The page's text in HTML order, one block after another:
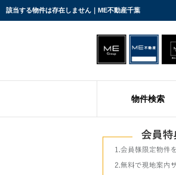
該当する物件は存在しません｜ME不動産千葉
物件検索